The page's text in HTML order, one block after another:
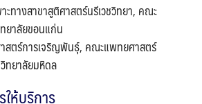
ทางสาขาสูติศาสตร์นรีเวชวิทยา, คณะ
ยาลัยขอนแก่น
สตร์การเจริญพันธุ์, คณะแพทยศาสตร์
ทยาลัยมหิดล
ให้บริการ